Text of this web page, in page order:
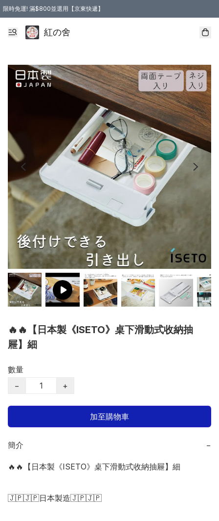
限時免運! 滿$800並選用【京東快遞】
紅の舍
🔥🔥【日本製《ISETO》桌下滑動式收納抽
屜】細
數量
−
+
加至購物車
簡介 −
🔥🔥【日本製《ISETO》桌下滑動式收納抽屜】細
🇯🇵🇯🇵日本製造🇯🇵🇯🇵